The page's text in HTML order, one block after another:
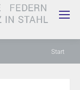
SieStart